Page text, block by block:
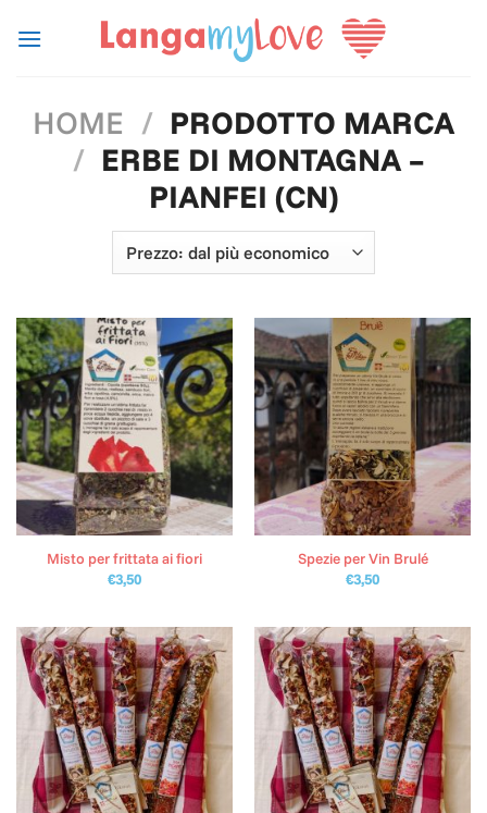
HOME / PRODOTTO MARCA
/ ERBE DI MONTAGNA –
PIANFEI (CN)
Misto per frittata ai fiori
€3,50
Spezie per Vin Brulé
€3,50